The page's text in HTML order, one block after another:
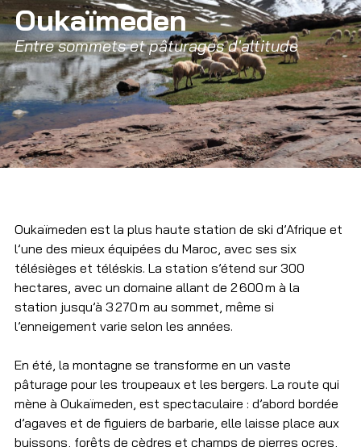
Oukaïmeden
Entre sommets et pâturages d'altitude
Oukaïmeden est la plus haute station de ski d’Afrique et
l’une des mieux équipées du Maroc, avec ses six
télésièges et téléskis. La station s’étend sur 300
hectares, avec un domaine allant de 2 600 m à la
station jusqu’à 3 270 m au sommet, même si
l’enneigement varie selon les années.
En été, la montagne se transforme en un vaste
pâturage pour les troupeaux et les bergers. La route qui
mène à Oukaïmeden, est spectaculaire : d’abord bordée
d’agaves et de figuiers de barbarie, elle laisse place aux
buissons, forêts de cèdres et champs de pierres ocres,